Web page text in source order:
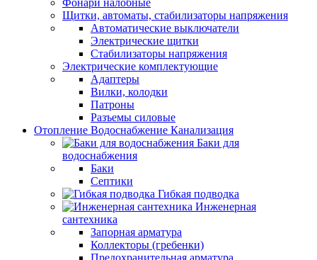
Фонари налобные
Щитки, автоматы, стабилизаторы напряжения
Автоматические выключатели
Электрические щитки
Стабилизаторы напряжения
Электрические комплектующие
Адаптеры
Вилки, колодки
Патроны
Разъемы силовые
Отопление Водоснабжение Канализация
Баки для
водоснабжения
Баки
Септики
Гибкая подводка
Инженерная
сантехника
Запорная арматура
Коллекторы (гребенки)
Предохранительная арматура